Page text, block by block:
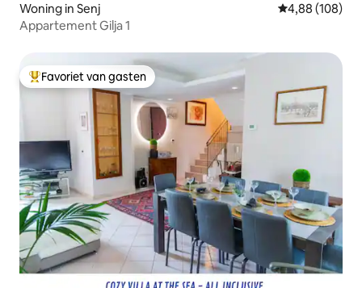
Woning in Senj Gemiddelde
4,88 (108)
Appartement Gilja 1
Topfavoriet van gasten
Favoriet van gasten